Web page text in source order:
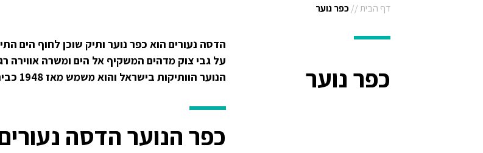
דף הבית//כפר נוער
כפר נוער
הדסה נעורים הוא כפר נוער ותיק שוכן לחוף הים
על גבי צוק מדהים המשקיף אל הים ומשרה אווירה
הנוער הוותיקות בישראל והוא משמש מאז 1948 כבית חם לילדים מרחבי החברה הישראלית.
כפר הנוער הדסה